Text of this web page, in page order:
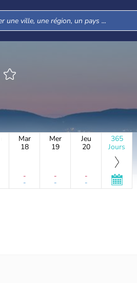
Mar
18
-
-
Mer
19
-
-
Jeu
20
-
-
365
Jours